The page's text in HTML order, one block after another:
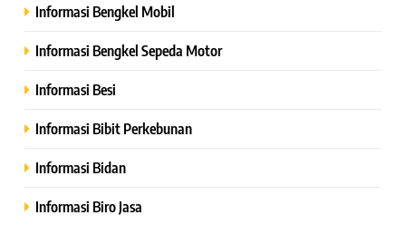
Informasi Bengkel Mobil
Informasi Bengkel Sepeda Motor
Informasi Besi
Informasi Bibit Perkebunan
Informasi Bidan
Informasi Biro Jasa